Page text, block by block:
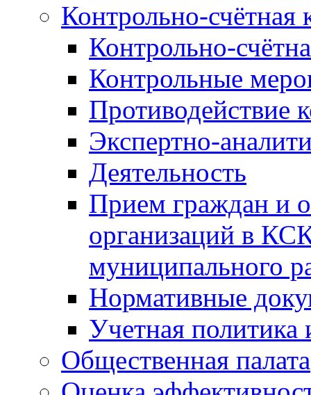
Контрольно-счётная
Контрольно-
Контрольные
Противодействие
Экспертно-
Деятельность
Прием граждан и
организаций в
муниципального
Нормативные
Учетная политика
Общественная палата